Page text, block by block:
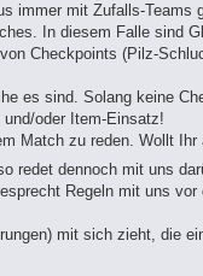
immer mit Zufalls-Teams
In diesem Falle sind
Checkpoints (Pilz-
es sind. Solang keine
oder Item-Einsatz!
Match zu reden. Wollt
redet dennoch mit uns
Regeln mit uns
mit sich zieht, die